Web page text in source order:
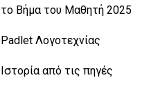
το Βήμα του Μαθητή 2025
Padlet Λογοτεχνίας
Ιστορία από τις πηγές